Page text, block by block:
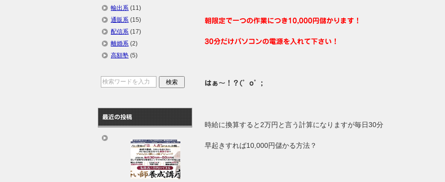
朝限定で一つの作業につき10,000円儲かります！
30分だけパソコンの電源を入れて下さい！
はぁ～！？(゜o゜;
時給に換算すると2万円と言う計算になりますが毎日30分
早起きすれば10,000円儲かる方法？
輸出系 (11)
通販系 (15)
配信系 (17)
離婚系 (2)
高額塾 (5)
最近の投稿